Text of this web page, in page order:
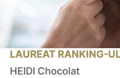
LAUREAT RANKING-
HEIDI Chocolat